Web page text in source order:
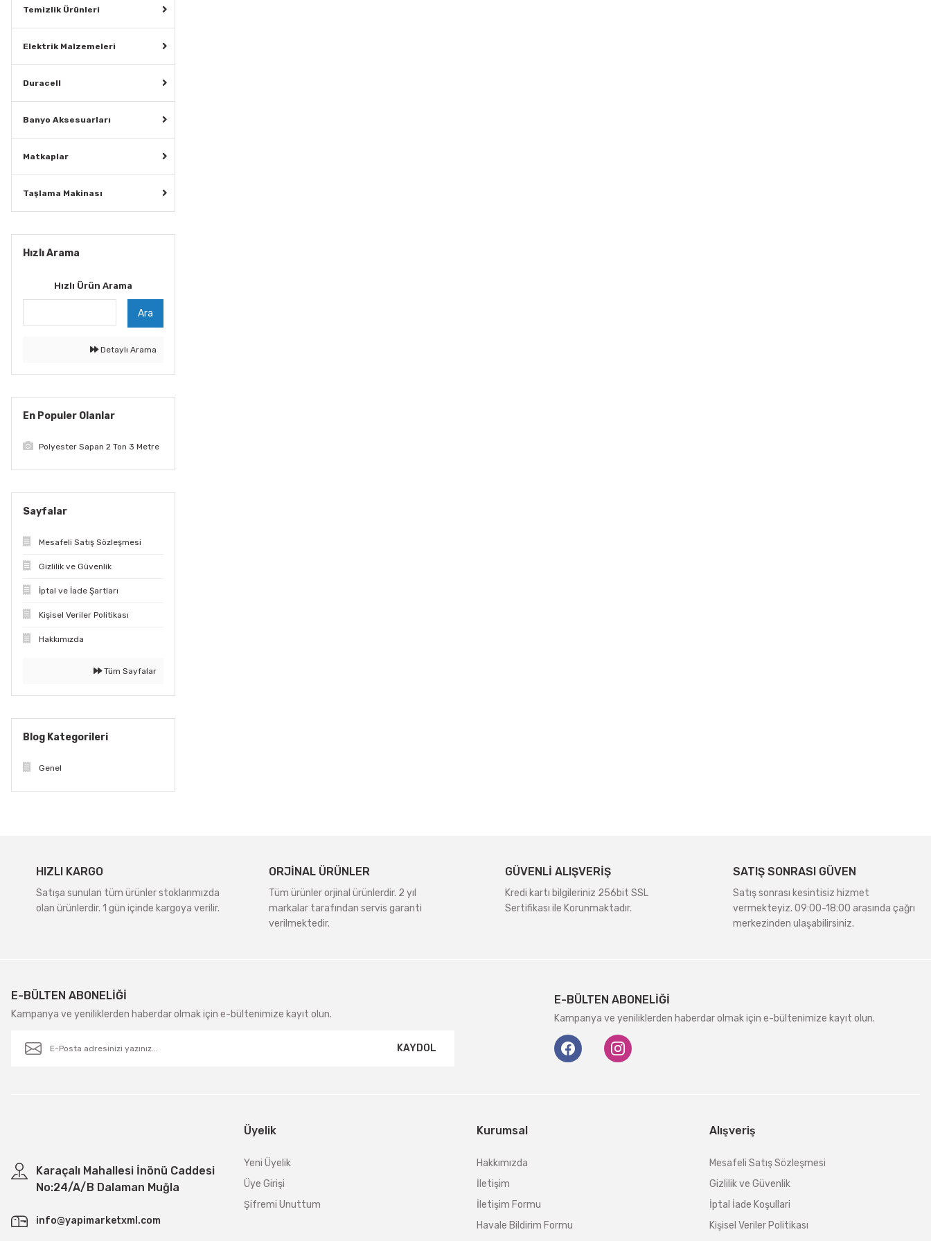
Temizlik Ürünleri
Elektrik Malzemeleri
Duracell
Banyo Aksesuarları
Matkaplar
Taşlama Makinası
Hızlı Arama
Hızlı Ürün Arama
Ara
Detaylı Arama
En Populer Olanlar
Polyester Sapan 2 Ton 3 Metre
Sayfalar
Mesafeli Satış Sözleşmesi
Gizlilik ve Güvenlik
İptal ve İade Şartları
Kişisel Veriler Politikası
Hakkımızda
Tüm Sayfalar
Blog Kategorileri
Genel
HIZLI KARGO
Satışa sunulan tüm ürünler stoklarımızda
olan ürünlerdir. 1 gün içinde kargoya verilir.
ORJİNAL ÜRÜNLER
Tüm ürünler orjinal ürünlerdir. 2 yıl
markalar tarafından servis garanti
verilmektedir.
GÜVENLİ ALIŞVERİŞ
Kredi kartı bilgileriniz 256bit SSL
Sertifikası ile Korunmaktadır.
SATIŞ SONRASI GÜVEN
Satış sonrası kesintisiz hizmet
vermekteyiz. 09:00-18:00 arasında çağrı
merkezinden ulaşabilirsiniz.
E-BÜLTEN ABONELİĞİ
Kampanya ve yeniliklerden haberdar olmak için e-bültenimize kayıt olun.
KAYDOL
E-BÜLTEN ABONELİĞİ
Kampanya ve yeniliklerden haberdar olmak için e-bültenimize kayıt olun.
Karaçalı Mahallesi İnönü Caddesi
No:24/A/B Dalaman Muğla
info@yapimarketxml.com
Üyelik
Yeni Üyelik
Üye Girişi
Şifremi Unuttum
Kurumsal
Hakkımızda
İletişim
İletişim Formu
Havale Bildirim Formu
Alışveriş
Mesafeli Satış Sözleşmesi
Gizlilik ve Güvenlik
İptal İade Koşullari
Kişisel Veriler Politikası